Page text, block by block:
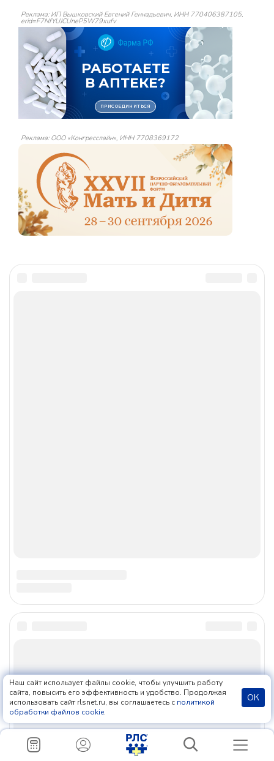
Реклама: ИП Вышковский Евгений Геннадьевич, ИНН 770406387105,
erid=F7NfYUJCUneP5W79xufv
Реклама: ООО «Конгресслайн», ИНН 7708369172
Лицензия
Вакансии
+7 (499) 281-91-91
pr@rlsnet.ru
Россия, 123007, Москва, ул. 5-я Магистральная, д. 12
Наш сайт использует файлы cookie, чтобы улучшить работу
сайта, повысить его эффективность и удобство. Продолжая
использовать сайт rlsnet.ru, вы соглашаетесь с политикой
обработки файлов cookie.
ОК